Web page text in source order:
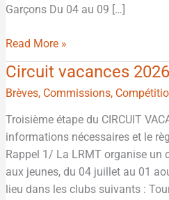
Garçons Du 04 au 09 […]
Read More »
Circuit vacances
Brèves, Commissions,
Troisième étape du CIRCUIT
informations nécessaires et le
Rappel 1/ La LRMT organise un
aux jeunes, du 04 juillet au 01
lieu dans les clubs suivants :
Circuit
vacances
étape
3